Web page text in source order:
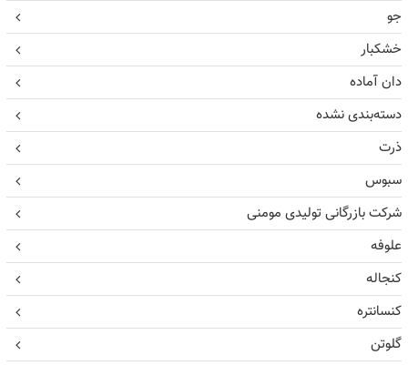
جو
خشکبار
دان آماده
دسته‌بندی نشده
ذرت
سبوس
شرکت بازرگانی تولیدی مومنی
علوفه
کنجاله
کنسانتره
گلوتن